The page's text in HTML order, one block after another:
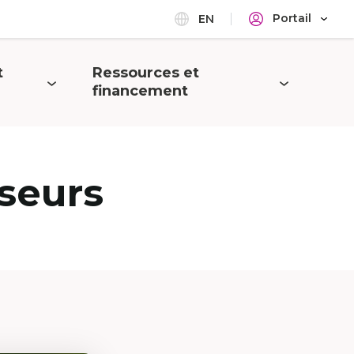
EN Portail
Ouvrir
Ressources et
financement